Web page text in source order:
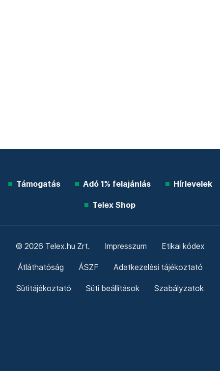
Támogatás Adó 1% felajánlás Hírlevelek
Telex Shop
© 2026 Telex.hu Zrt. Impresszum Etikai kódex
Átláthatóság ÁSZF Adatkezelési tájékoztató
Sütitájékoztató Süti beállítások Szabályzatok